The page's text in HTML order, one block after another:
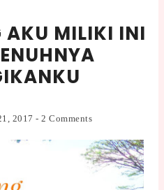
AKU MILIKI INI
2017-2 Comments